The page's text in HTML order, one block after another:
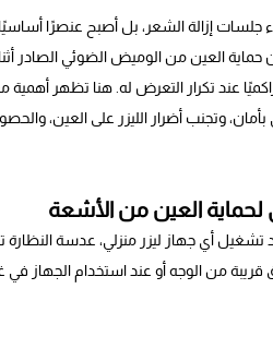
جلسات إزالة الشعر، بل أصبح عنصرًا
العين من الوميض الضوئي الصادر
عند تكرار التعرض له. هنا تظهر
وتجنب أضرار الليزر على العين،
لحماية العين من الأشعة
تشغيل أي جهاز ليزر منزلي، عدسة
من الوجه أو عند استخدام الجهاز